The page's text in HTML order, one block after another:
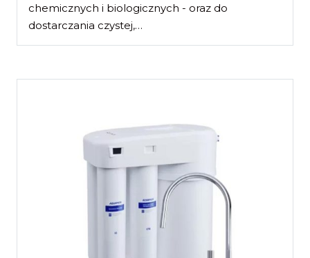
chemicznych i biologicznych - oraz do
dostarczania czystej,…